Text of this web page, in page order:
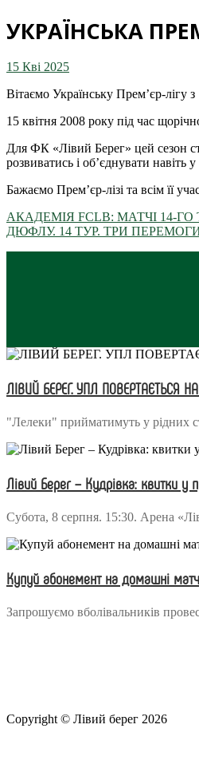
УКРАЇНСЬКА
15 Кві 2025
Вітаємо Українську Прем’єр-лігу
15 квітня 2008 року під час
Для ФК «Лівий Берег» цей сезон
розвиватись і об’єднувати навіть
Бажаємо Прем’єр-лізі та всім її
АКАДЕМІЯ FCLB: МАТЧІ 14-
ДЮФЛУ. 14 ТУР. ТРИ
ЛІВИЙ БЕРЕГ. УПЛ ПОВЕРТАЄТЬСЯ
"Лелеки" прийматимуть у рідних
Лівий Берег – Кудрівка: квитки у
Субота, 8 серпня. 15:30. Арена
Купуй абонемент на домашні
Запрошуємо вболівальників
Copyright © Лівий берег 2026